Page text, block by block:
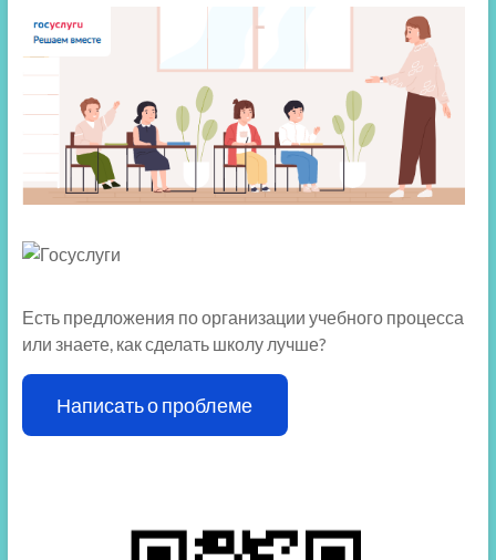
Есть предложения по организации учебного процесса
или знаете, как сделать школу лучше?
Написать о проблеме